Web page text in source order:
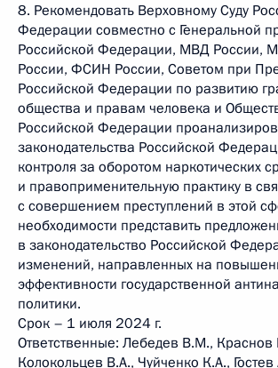
8. Рекомендовать Верховному Суду
Федерации совместно с Генеральной
Российской Федерации, МВД России,
России, ФСИН России, Советом при
Российской Федерации по развитию
общества и правам человека и
Российской Федерации
законодательства Российской
контроля за оборотом наркотических
и правоприменительную практику в
с совершением преступлений в этой
необходимости представить
в законодательство Российской
изменений, направленных на
эффективности государственной
политики.
Срок – 1 июля 2024 г.
Ответственные: Лебедев В.М., Краснов
Колокольцев В.А., Чуйченко К.А.,